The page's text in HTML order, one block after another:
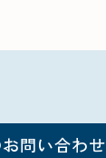
問い合わせ